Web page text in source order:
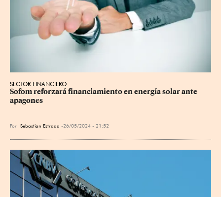
SECTOR FINANCIERO
Sofom reforzará financiamiento en energía solar ante
apagones
Por Sebastian Estrada 26/05/2024 - 21:52